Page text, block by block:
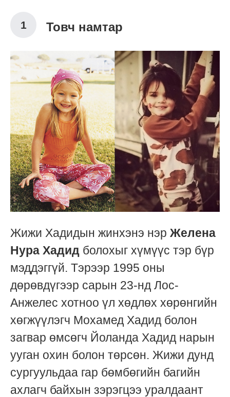
Товч намтар
Жижи Хадидын жинхэнэ нэр Желена
Нура Хадид болохыг хүмүүс тэр бүр
мэддэггүй. Тэрээр 1995 оны
дөрөвдүгээр сарын 23-нд Лос-
Анжелес хотноо үл хөдлөх хөрөнгийн
хөгжүүлэгч Мохамед Хадид болон
загвар өмсөгч Йоланда Хадид нарын
ууган охин болон төрсөн. Жижи дунд
сургуульдаа гар бөмбөгийн багийн
ахлагч байхын зэрэгцээ уралдаант